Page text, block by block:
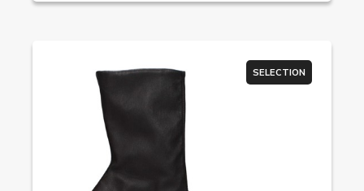
SELECTION